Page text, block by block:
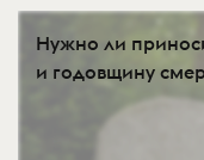
Нужно ли
и годовщину